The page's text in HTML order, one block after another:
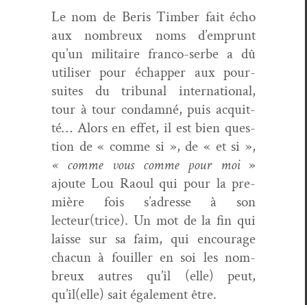
Le nom de Beris Tim­ber fait écho
aux nom­breux noms d’emprunt
qu’un mil­i­taire fran­co-serbe a dû
utilis­er pour échap­per aux pour­
suites du tri­bunal inter­na­tion­al,
tour à tour con­damné, puis acquit­
té… Alors en effet, il est bien ques­
tion de « comme si », de « et si »,
« comme vous comme pour moi»
ajoute Lou Raoul qui pour la pre­
mière fois s’adresse à son
lecteur(trice). Un mot de la fin qui
laisse sur sa faim, qui encour­age
cha­cun à fouiller en soi les nom­
breux autres qu’il (elle) peut,
qu’il(elle) sait égale­ment être.